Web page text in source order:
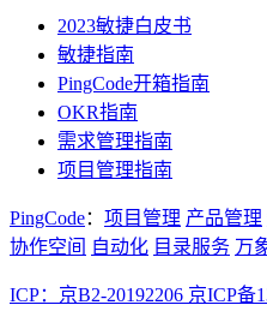
2023敏捷白皮书
敏捷指南
PingCode开箱指南
OKR指南
需求管理指南
项目管理指南
PingCode： 项目管理 产品管理
协作空间 自动化 目录服务 万
ICP：京B2-20192206 京ICP备